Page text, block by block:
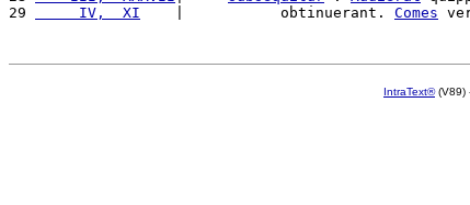
29
     IV,  XI
    |           obtinuerant.
Comes
IntraText®(V89)